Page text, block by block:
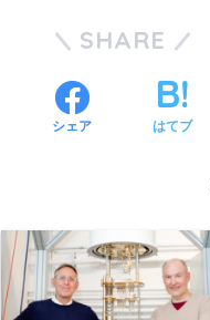
SHARE
シェア はてブ